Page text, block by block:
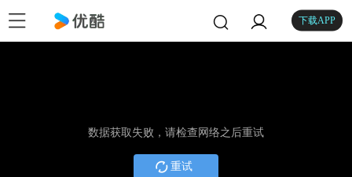
下载APP
数据获取失败，请检查网络之后重试
重试